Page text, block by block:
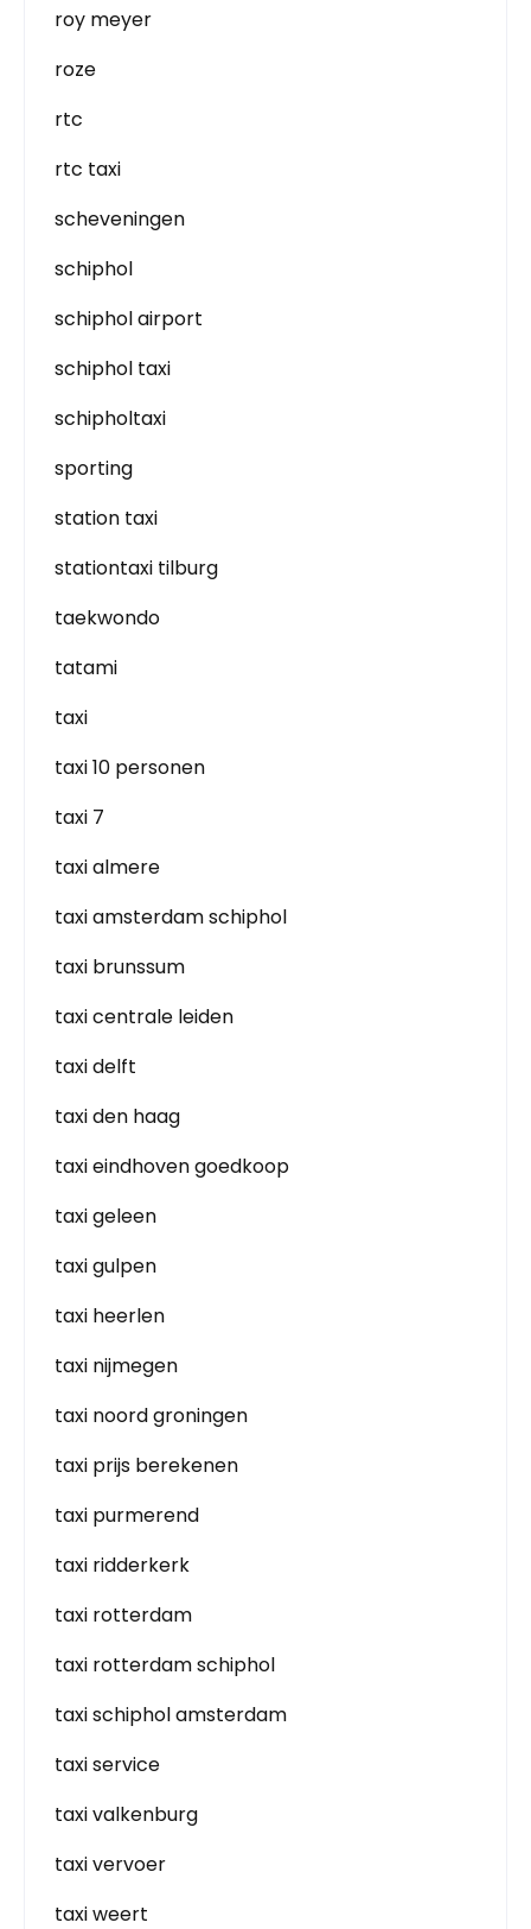
roy meyer
roze
rtc
rtc taxi
scheveningen
schiphol
schiphol airport
schiphol taxi
schipholtaxi
sporting
station taxi
stationtaxi tilburg
taekwondo
tatami
taxi
taxi 10 personen
taxi 7
taxi almere
taxi amsterdam schiphol
taxi brunssum
taxi centrale leiden
taxi delft
taxi den haag
taxi eindhoven goedkoop
taxi geleen
taxi gulpen
taxi heerlen
taxi nijmegen
taxi noord groningen
taxi prijs berekenen
taxi purmerend
taxi ridderkerk
taxi rotterdam
taxi rotterdam schiphol
taxi schiphol amsterdam
taxi service
taxi valkenburg
taxi vervoer
taxi weert